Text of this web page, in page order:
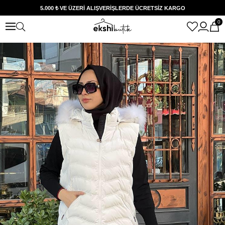
5.000 ₺ VE ÜZERİ ALIŞVERİŞLERDE ÜCRETSİZ KARGO
0